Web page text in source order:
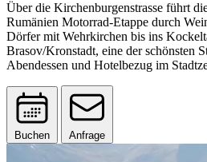
Über die Kirchenburgenstrasse führt
Rumänien Motorrad-Etappe durch
Dörfer mit Wehrkirchen bis ins
Brasov/Kronstadt, eine der schönsten
Abendessen und Hotelbezug im
Buchen Anfrage